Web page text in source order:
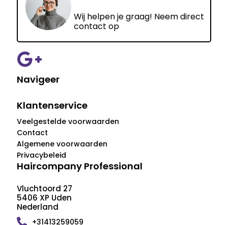
Wij helpen je graag! Neem direct
contact op
Navigeer
Klantenservice
Veelgestelde voorwaarden
Contact
Algemene voorwaarden
Privacybeleid
Haircompany Professional
Vluchtoord 27
5406 XP Uden
Nederland
+31413259059